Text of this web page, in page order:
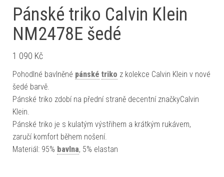
Pánské triko Calvin Klein
NM2478E šedé
1 090 Kč
Pohodlné bavlněné pánské triko z kolekce Calvin Klein v nové
šedé barvě.
Pánské triko zdobí na přední straně decentní značkyCalvin
Klein.
Pánské triko je s kulatým výstřihem a krátkým rukávem,
zaručí komfort během nošení.
Materiál: 95% bavlna, 5% elastan